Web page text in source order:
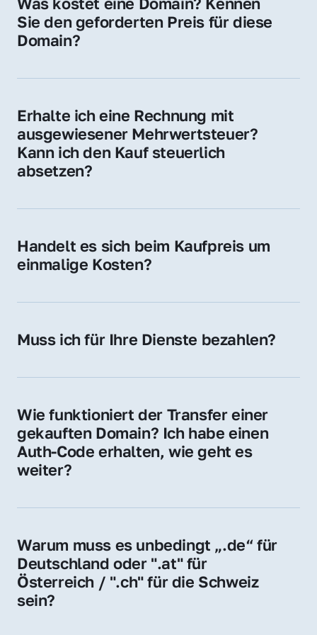
Adressen oder als digitale Investition.
Sie den geforderten Preis für diese
Domain?
Domain liegt ein konkreter Kaufpreis vor –
unverbindliches Angebot.
Erhalte ich eine Rechnung mit
ausgewiesener Mehrwertsteuer?
Kann ich den Kauf steuerlich
absetzen?
Für Unternehmen ist der Kauf in der Regel
Handelt es sich beim Kaufpreis um
einmalige Kosten?
späteren Betrieb der Domain (z. B. beim
Gebühren an. Diese bewegen sich für .de
Muss ich für Ihre Dienste bezahlen?
der Domain – ohne zusätzliche Vermittlungs-
Wie funktioniert der Transfer einer
gekauften Domain? Ich habe einen
Auth-Code erhalten, wie geht es
weiter?
Provider, die Domain zu übernehmen. Gerne
schnellen Prozess.
Warum muss es unbedingt „.de“ für
Deutschland oder ".at" für
Österreich / ".ch" für die Schweiz
sein?